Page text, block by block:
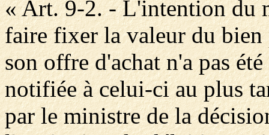
« Art. 9-2. - L'intention du
faire fixer la valeur du bien
son offre d'achat n'a pas
notifiée à celui-ci au plus
par le ministre de la